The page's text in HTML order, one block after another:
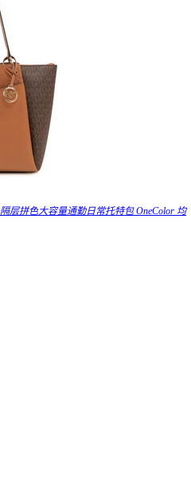
层拼色大容量通勤日常托特包 OneColor 均